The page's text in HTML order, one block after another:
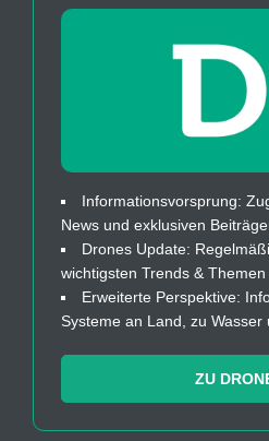
Informationsvorsprung:
News und exklusiven
Drones Update:
wichtigsten Trends & Themen
Erweiterte Perspektive:
Systeme an Land, zu Wasser
ZU